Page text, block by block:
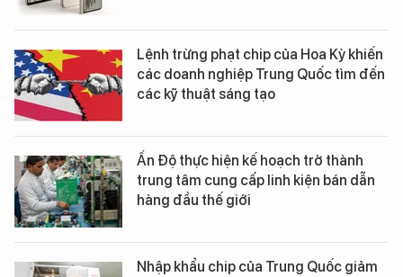
Lệnh trừng phạt chip của Hoa Kỳ khiến
các doanh nghiệp Trung Quốc tìm đến
các kỹ thuật sáng tạo
Ấn Độ thực hiện kế hoạch trở thành
trung tâm cung cấp linh kiện bán dẫn
hàng đầu thế giới
Nhập khẩu chip của Trung Quốc giảm